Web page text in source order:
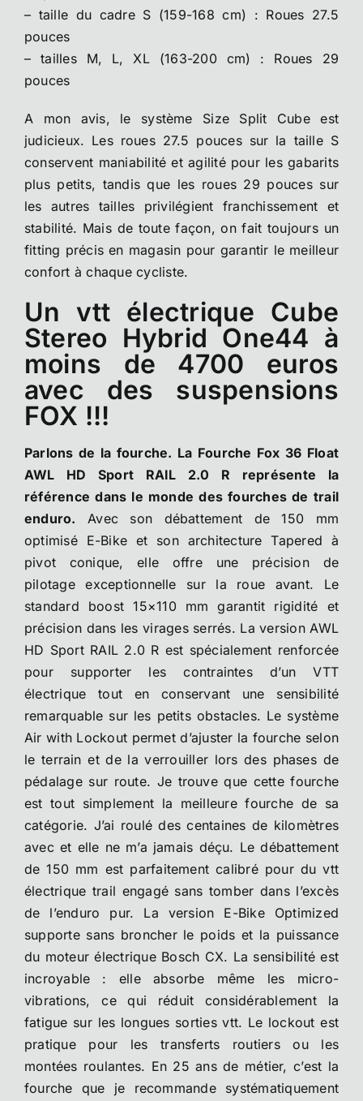
– taille du cadre S (159-168 cm) : Roues 27.5
pouces
– tailles M, L, XL (163-200 cm) : Roues 29
pouces
A mon avis, le système Size Split Cube est
judicieux. Les roues 27.5 pouces sur la taille S
conservent maniabilité et agilité pour les gabarits
plus petits, tandis que les roues 29 pouces sur
les autres tailles privilégient franchissement et
stabilité. Mais de toute façon, on fait toujours un
fitting précis en magasin pour garantir le meilleur
confort à chaque cycliste.
Un vtt électrique Cube
Stereo Hybrid One44 à
moins de 4700 euros
avec des suspensions
FOX !!!
Parlons de la fourche. La Fourche Fox 36 Float
AWL HD Sport RAIL 2.0 R représente la
référence dans le monde des fourches de trail
enduro. Avec son débattement de 150 mm
optimisé E-Bike et son architecture Tapered à
pivot conique, elle offre une précision de
pilotage exceptionnelle sur la roue avant. Le
standard boost 15×110 mm garantit rigidité et
précision dans les virages serrés. La version AWL
HD Sport RAIL 2.0 R est spécialement renforcée
pour supporter les contraintes d’un VTT
électrique tout en conservant une sensibilité
remarquable sur les petits obstacles. Le système
Air with Lockout permet d’ajuster la fourche selon
le terrain et de la verrouiller lors des phases de
pédalage sur route. Je trouve que cette fourche
est tout simplement la meilleure fourche de sa
catégorie. J’ai roulé des centaines de kilomètres
avec et elle ne m’a jamais déçu. Le débattement
de 150 mm est parfaitement calibré pour du vtt
électrique trail engagé sans tomber dans l’excès
de l’enduro pur. La version E-Bike Optimized
supporte sans broncher le poids et la puissance
du moteur électrique Bosch CX. La sensibilité est
incroyable : elle absorbe même les micro-
vibrations, ce qui réduit considérablement la
fatigue sur les longues sorties vtt. Le lockout est
pratique pour les transferts routiers ou les
montées roulantes. En 25 ans de métier, c’est la
fourche que je recommande systématiquement